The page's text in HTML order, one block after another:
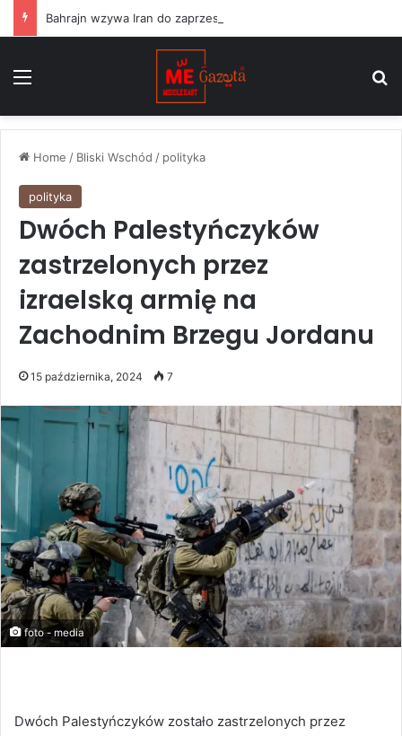
Home / Bliski Wschód / polityka
polityka
Dwóch Palestyńczyków
zastrzelonych przez
izraelską armię na
Zachodnim Brzegu Jordanu
15 października, 2024 7
foto - media
Dwóch Palestyńczyków zostało zastrzelonych przez